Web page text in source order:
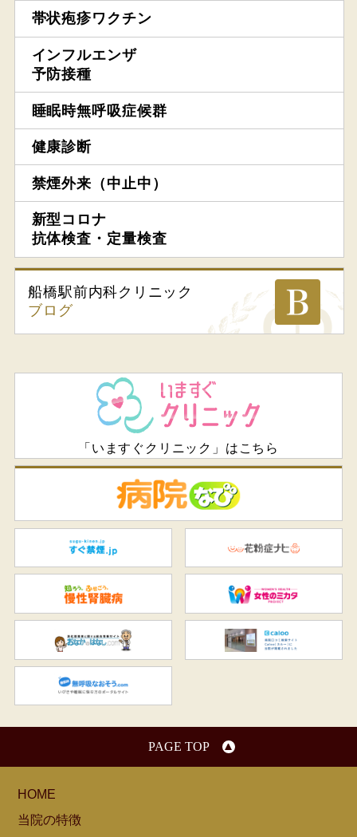
帯状疱疹ワクチン
インフルエンザ
予防接種
睡眠時無呼吸症候群
健康診断
禁煙外来（中止中）
新型コロナ
抗体検査・定量検査
船橋駅前内科クリニック
ブログ
「いますぐクリニック」はこちら
すぐ禁煙.jp
知ろう、ふせごう。慢性腎臓
おなかのはなし.com
PAGE TOP
HOME
当院の特徴